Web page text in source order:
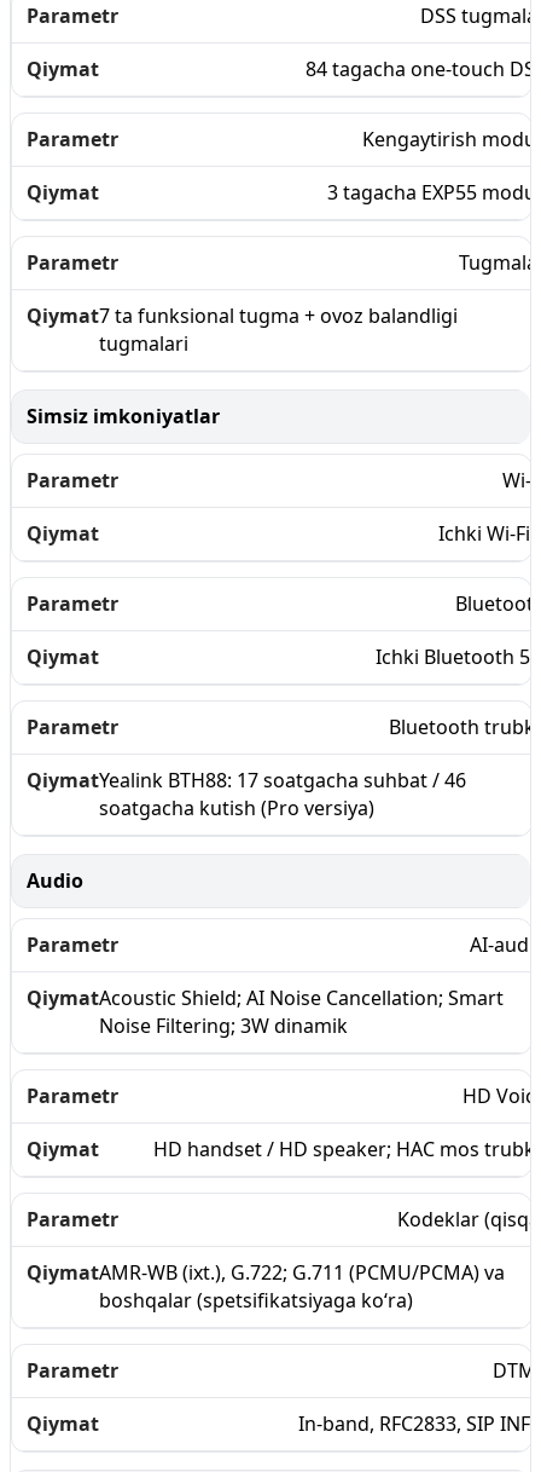
DSS
84 tagacha one-touch
Kengaytirish
3 tagacha EXP55
7 ta funksional tugma + ovoz balandligi
tugmalari
Simsiz imkoniyatlar
Wi-
Ichki Wi-Fi
Ichki Bluetooth
Bluetooth
Yealink BTH88: 17 soatgacha suhbat / 46
soatgacha kutish (Pro versiya)
Audio
AI-
Acoustic Shield; AI Noise Cancellation; Smart
Noise Filtering; 3W dinamik
HD
HD handset / HD speaker; HAC mos
Kodeklar
AMR-WB (ixt.), G.722; G.711 (PCMU/PCMA) va
boshqalar (spetsifikatsiyaga ko‘ra)
In-band, RFC2833, SIP